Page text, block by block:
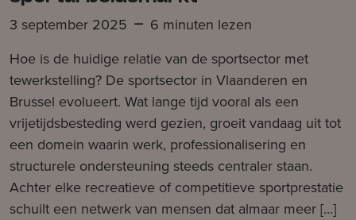
3 september 2025
6 minuten lezen
Hoe is de huidige relatie van de sportsector met
tewerkstelling? De sportsector in Vlaanderen en
Brussel evolueert. Wat lange tijd vooral als een
vrijetijdsbesteding werd gezien, groeit vandaag uit tot
een domein waarin werk, professionalisering en
structurele ondersteuning steeds centraler staan.
Achter elke recreatieve of competitieve sportprestatie
schuilt een netwerk van mensen dat almaar meer […]